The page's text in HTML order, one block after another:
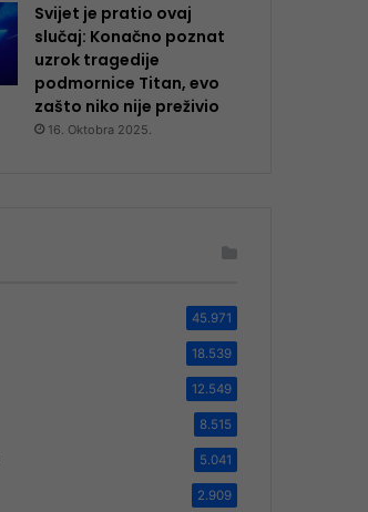
Svijet je pratio ovaj
slučaj: Konačno poznat
uzrok tragedije
podmornice Titan, evo
zašto niko nije preživio
16. Oktobra 2025.
45.971
18.539
12.549
8.515
5.041
2.909